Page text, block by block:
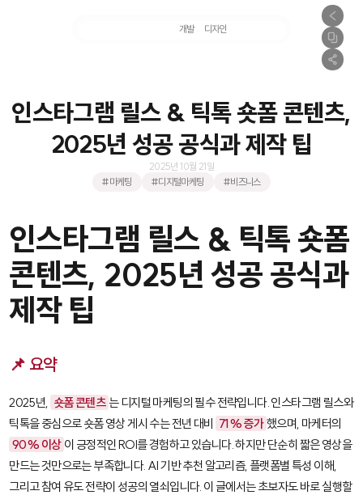
개발 디자인
인스타그램 릴스 & 틱톡 숏폼 콘텐츠,
2025년 성공 공식과 제작 팁
2025년 10월 21일
#마케팅
#디지털마케팅 #비즈니스
인스타그램 릴스 & 틱톡 숏폼
콘텐츠, 2025년 성공 공식과
제작 팁
📌 요약
2025년, 숏폼 콘텐츠 는 디지털 마케팅의 필수 전략입니다. 인스타그램 릴스와
틱톡을 중심으로 숏폼 영상 게시 수는 전년 대비 71% 증가 했으며, 마케터의
90% 이상 이 긍정적인 ROI를 경험하고 있습니다. 하지만 단순히 짧은 영상을
만드는 것만으로는 부족합니다. AI 기반 추천 알고리즘, 플랫폼별 특성 이해,
그리고 참여 유도 전략이 성공의 열쇠입니다. 이 글에서는 초보자도 바로 실행할